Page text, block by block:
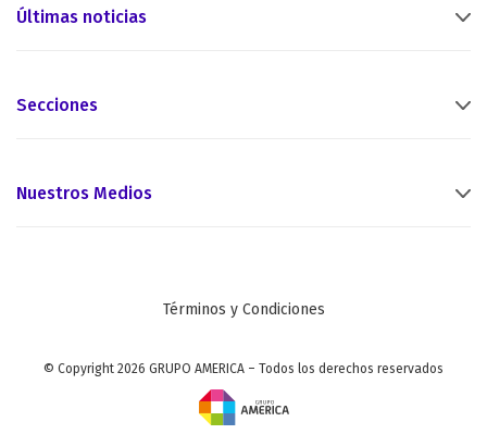
Últimas noticias
Secciones
Nuestros Medios
Términos y Condiciones
© Copyright 2026 GRUPO AMERICA – Todos los derechos reservados